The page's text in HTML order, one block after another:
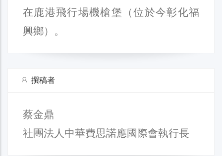
在鹿港飛行場機槍堡（位於今彰化福
興鄉）。
撰稿者
蔡金鼎
社團法人中華費思諾應國際會執行長